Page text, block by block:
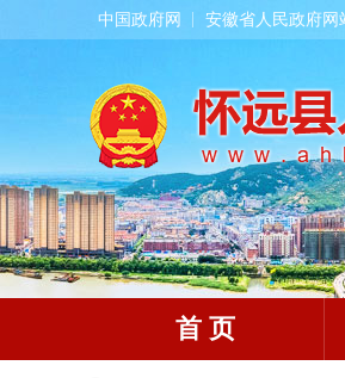
中国政府网 安徽省人民政府网
首 页